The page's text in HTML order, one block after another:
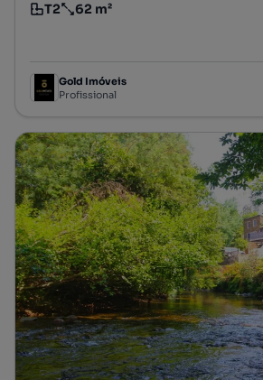
Tipologia
T2
Preço por metro quadrado
62 m²
Gold Imóveis
Profissional